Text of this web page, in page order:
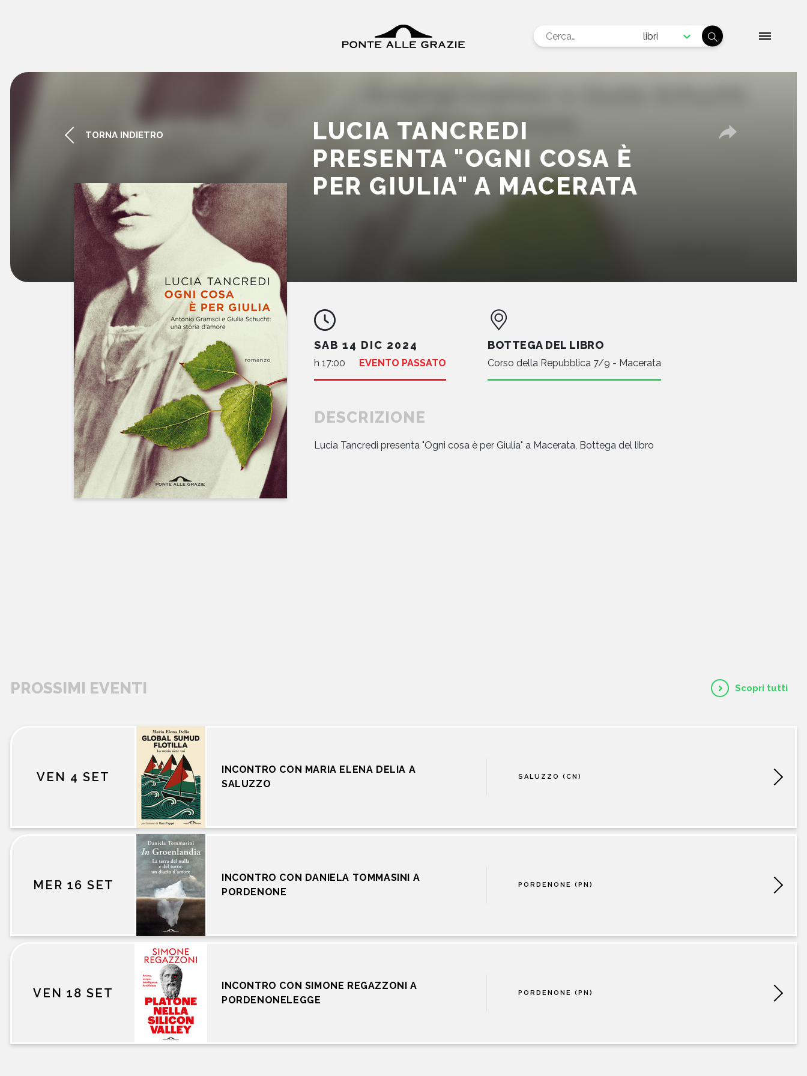
libri
TORNA INDIETRO
LUCIA TANCREDI
PRESENTA "OGNI COSA È
PER GIULIA" A MACERATA
SAB 14 DIC 2024
h 17:00 EVENTO PASSATO
BOTTEGA DEL LIBRO
Corso della Repubblica 7/9 - Macerata
DESCRIZIONE
Lucia Tancredi presenta "Ogni cosa è per Giulia" a Macerata, Bottega del libro
PROSSIMI EVENTI Scopri tutti
VEN 4 SET SALUZZO (CN)
INCONTRO CON MARIA ELENA DELIA A
SALUZZO
MER 16 SET PORDENONE (PN)
INCONTRO CON DANIELA TOMMASINI A
PORDENONE
VEN 18 SET PORDENONE (PN)
INCONTRO CON SIMONE REGAZZONI A
PORDENONELEGGE